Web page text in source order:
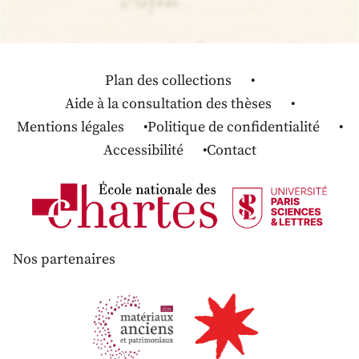
Plan des collections
Aide à la consultation des thèses
Mentions légales
Politique de confidentialité
Accessibilité
Contact
Nos partenaires